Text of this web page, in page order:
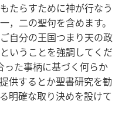
たらすために神が行なう
，二の聖句を含めます。
自分の王国つまり天の政
いうことを強調してくだ
った事柄に基づく何らか
供するとか聖書研究を勧
明確な取り決めを設けて